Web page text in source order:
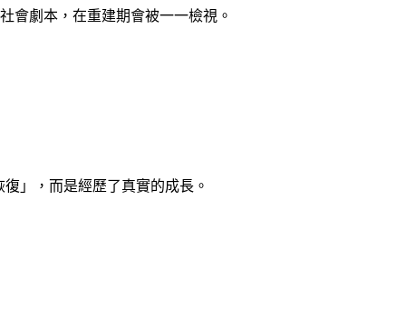
會劇本，在重建期會被一一檢視。
」，而是經歷了真實的成長。